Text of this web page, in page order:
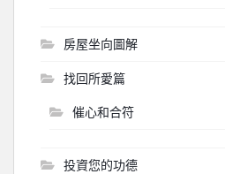
房屋坐向圖解
找回所愛篇
催心和合符
投資您的功德